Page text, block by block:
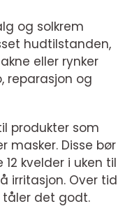
og solkrem
hudtilstanden,
eller rynker
reparasjon og
produkter som
masker. Disse bør
kvelder i uken til
irritasjon. Over tid
tåler det godt.